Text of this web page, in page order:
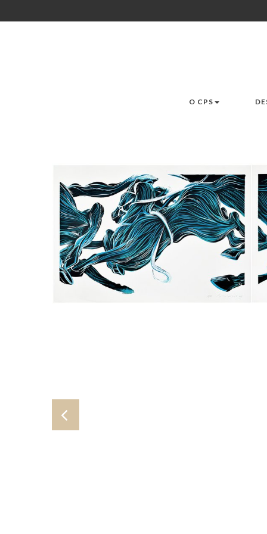
O CPS